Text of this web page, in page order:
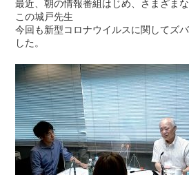
最近、朝の情報番組はじめ、さまざま
この城戸先生
今回も新型コロナウイルスに関してズ
した。